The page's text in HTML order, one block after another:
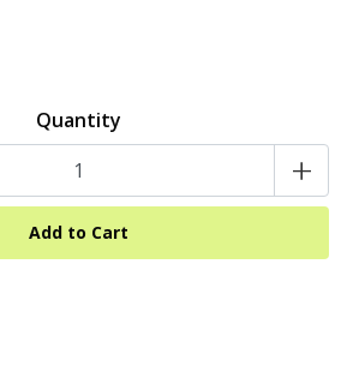
Quantity
+